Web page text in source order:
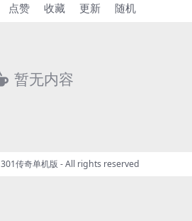
点赞 收藏 更新 随机
暂无内容
301传奇单机版 - All rights reserved